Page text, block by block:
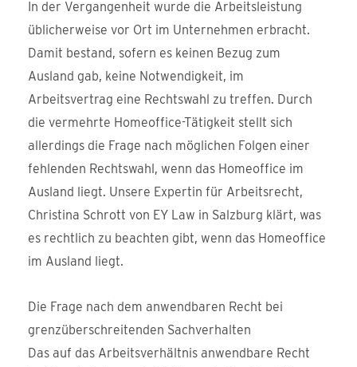
In der Vergangenheit wurde die Arbeitsleistung
üblicherweise vor Ort im Unternehmen erbracht.
Damit bestand, sofern es keinen Bezug zum
Ausland gab, keine Notwendigkeit, im
Arbeitsvertrag eine Rechtswahl zu treffen. Durch
die vermehrte Homeoffice-Tätigkeit stellt sich
allerdings die Frage nach möglichen Folgen einer
fehlenden Rechtswahl, wenn das Homeoffice im
Ausland liegt. Unsere Expertin für Arbeitsrecht,
Christina Schrott von EY Law in Salzburg klärt, was
es rechtlich zu beachten gibt, wenn das Homeoffice
im Ausland liegt.
Die Frage nach dem anwendbaren Recht bei
grenzüberschreitenden Sachverhalten
Das auf das Arbeitsverhältnis anwendbare Recht